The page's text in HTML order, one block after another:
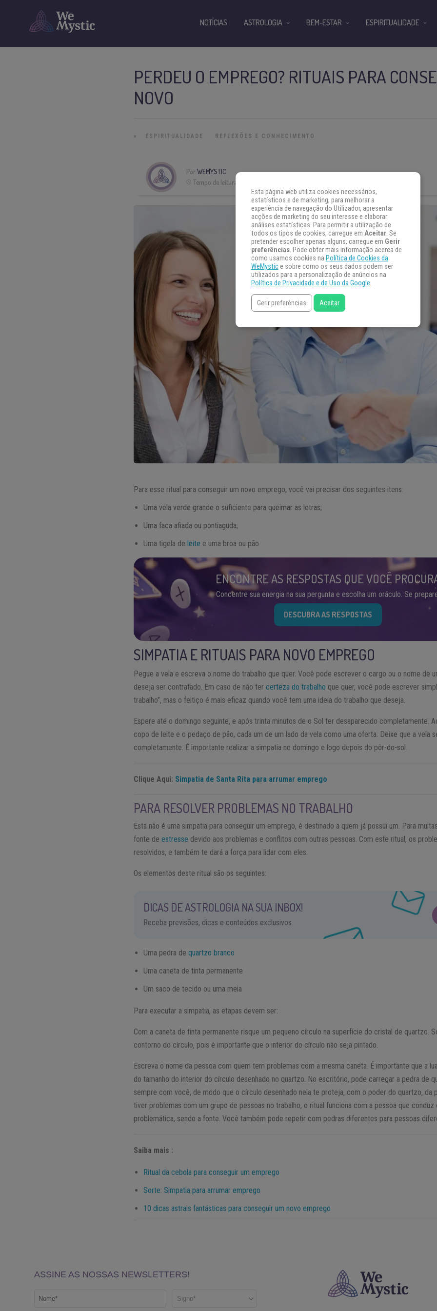
PERDEU O EMPREGO? RITUAIS PARA
NOVO
» ESPIRITUALIDADE REFLEXÕES E CONHECIMENTO
PorWEMYSTIC
Tempo de leitura:
Para esse ritual para conseguir um novo emprego, você vai precisar dos seguintes itens:
Uma vela verde grande o suficiente para queimar as letras;
Uma faca afiada ou pontiaguda;
Uma tigela de leite e uma broa ou pão
ENCONTRE AS RESPOSTAS QUE VOCÊ
Concentre sua energia na sua pergunta e escolha um oráculo. Se
DESCUBRA AS RESPOSTAS
SIMPATIA E RITUAIS PARA NOVO EMPREGO
Pegue a vela e escreva o nome do trabalho que quer. Você pode escrever o cargo ou o nome de
deseja ser contratado. Em caso de não tercerteza do trabalho que quer, você pode escrever
trabalho”, mas o feitiço é mais eficaz quando você tem uma ideia do trabalho que deseja.
Espere até o domingo seguinte, e após trinta minutos de o Sol ter desaparecido completamente.
copo de leite e o pedaço de pão, cada um de um lado da vela como uma oferta. Deixe que a vela
completamente. É importante realizar a simpatia no domingo e logo depois do pôr-do-sol.
Clique Aqui: Simpatia de Santa Rita para arrumar emprego
PARA RESOLVER PROBLEMAS NO TRABALHO
Esta não é uma simpatia para conseguir um emprego, é destinado a quem já possui um. Para
fonte deestresse devido aos problemas e conflitos com outras pessoas. Com este ritual, os
resolvidos, e também te dará a força para lidar com eles.
Os elementos deste ritual são os seguintes:
DICAS DE ASTROLOGIA NA SUA INBOX!
Receba previsões, dicas e conteúdos exclusivos.
Uma pedra dequartzo branco
Uma caneta de tinta permanente
Um saco de tecido ou uma meia
Para executar a simpatia, as etapas devem ser:
Com a caneta de tinta permanente risque um pequeno círculo na superfície do cristal de quartzo.
contorno do círculo, pois é importante que o interior do círculo não seja pintado.
Escreva o nome da pessoa com quem tem problemas com a mesma caneta. É importante que a
do tamanho do interior do círculo desenhado no quartzo. No escritório, pode carregar a pedra de
sempre com você, de modo que o círculo desenhado nela te proteja, com o poder do quartzo, da
tiver problemas com um grupo de pessoas no trabalho, o ritual funciona com a pessoa que
problemática, sendo a fonte. Você também pode repetir com pedras diferentes para pessoas
Saiba mais :
Ritual da cebola para conseguir um emprego
Sorte: Simpatia para arrumar emprego
10 dicas astrais fantásticas para conseguir um novo emprego
NOTÍCIAS ASTROLOGIA BEM-ESTAR ESPIRITUALIDADE
Esta página web utiliza cookies necessários,
estatísticos e de marketing, para melhorar a
experiência de navegação do Utilizador, apresentar
acções de marketing do seu interesse e elaborar
análises estatísticas. Para permitir a utilização de
todos os tipos de cookies, carregue em Aceitar. Se
pretender escolher apenas alguns, carregue em Gerir
preferências. Pode obter mais informação acerca de
como usamos cookies na Política de Cookies da
WeMystice sobre como os seus dados podem ser
utilizados para a personalização de anúncios na
Política de Privacidade e de Uso da Google.
Gerir preferências Aceitar